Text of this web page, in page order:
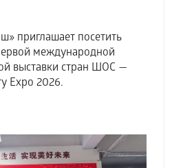
приглашает посетить
международной
выставки стран ШОС —
Expo 2026.